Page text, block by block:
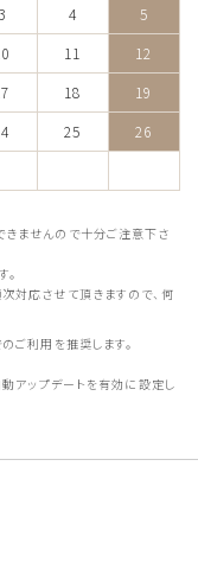
3 4
5
11
12
18
19
25
26
ませんので十分ご注意下さ
対応させて頂きますので、何
ご利用を推奨します。
アップデートを有効に設定し